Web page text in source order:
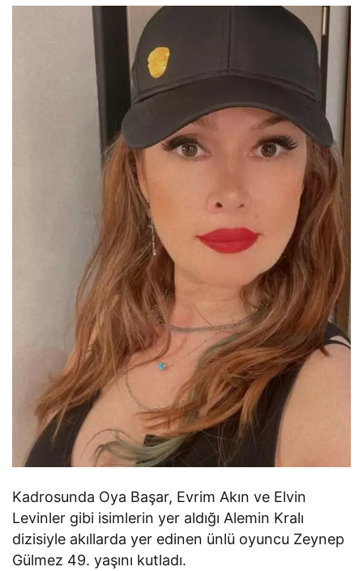
Kadrosunda Oya Başar, Evrim Akın ve Elvin
Levinler gibi isimlerin yer aldığı Alemin Kralı
dizisiyle akıllarda yer edinen ünlü oyuncu Zeynep
Gülmez 49. yaşını kutladı.